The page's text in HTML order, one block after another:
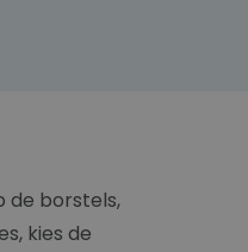
de borstels,
kies de